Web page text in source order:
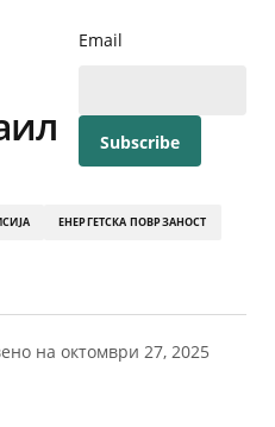
Email
ЕНЕРГЕТСКА ПОВРЗАНОСТ
на октомври 27, 2025